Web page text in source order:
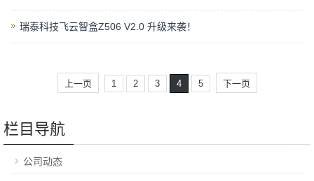
瑞泰科技飞云智盒Z506 V2.0 升级来袭！
上一页 1 2 3 4 5 下一页
栏目导航
公司动态